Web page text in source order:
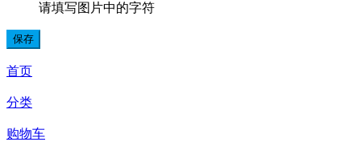
请填写图片中的字符
首页
分类
购物车